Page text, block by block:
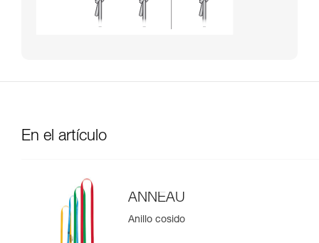
En el artículo
ANNEAU
Anillo cosido